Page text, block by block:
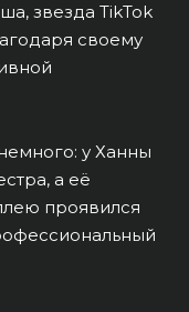
звезда TikTok
своему
у Ханны
а её
проявился